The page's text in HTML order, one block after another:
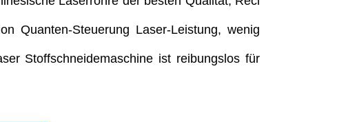
Quanten-Steuerung Laser-Leistung, wenig
Stoffschneidemaschine ist reibungslos für